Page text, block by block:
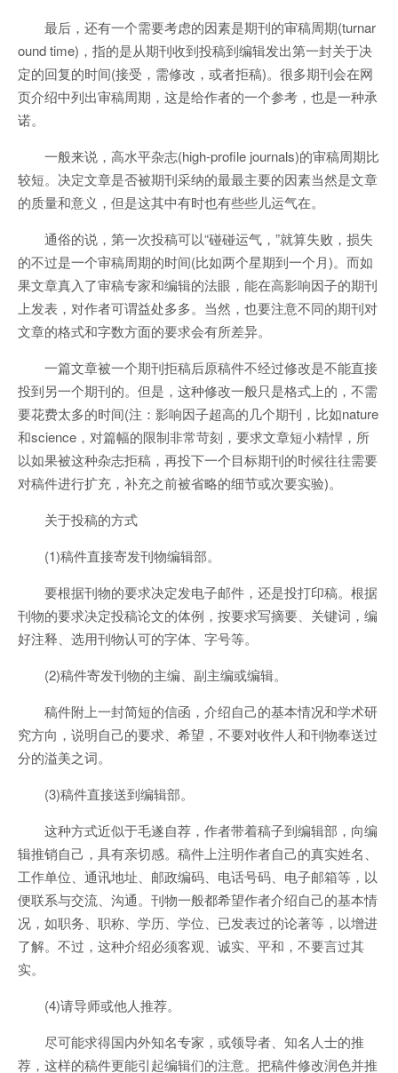
最后，还有一个需要考虑的因素是期刊的审稿周期(turnar
ound time)，指的是从期刊收到投稿到编辑发出第一封关于决
定的回复的时间(接受，需修改，或者拒稿)。很多期刊会在网
页介绍中列出审稿周期，这是给作者的一个参考，也是一种承
诺。
一般来说，高水平杂志(high-profile journals)的审稿周期比
较短。决定文章是否被期刊采纳的最最主要的因素当然是文章
的质量和意义，但是这其中有时也有些些儿运气在。
通俗的说，第一次投稿可以“碰碰运气，”就算失败，损失
的不过是一个审稿周期的时间(比如两个星期到一个月)。而如
果文章真入了审稿专家和编辑的法眼，能在高影响因子的期刊
上发表，对作者可谓益处多多。当然，也要注意不同的期刊对
文章的格式和字数方面的要求会有所差异。
一篇文章被一个期刊拒稿后原稿件不经过修改是不能直接
投到另一个期刊的。但是，这种修改一般只是格式上的，不需
要花费太多的时间(注：影响因子超高的几个期刊，比如nature
和science，对篇幅的限制非常苛刻，要求文章短小精悍，所
以如果被这种杂志拒稿，再投下一个目标期刊的时候往往需要
对稿件进行扩充，补充之前被省略的细节或次要实验)。
关于投稿的方式
(1)稿件直接寄发刊物编辑部。
要根据刊物的要求决定发电子邮件，还是投打印稿。根据
刊物的要求决定投稿论文的体例，按要求写摘要、关键词，编
好注释、选用刊物认可的字体、字号等。
(2)稿件寄发刊物的主编、副主编或编辑。
稿件附上一封简短的信函，介绍自己的基本情况和学术研
究方向，说明自己的要求、希望，不要对收件人和刊物奉送过
分的溢美之词。
(3)稿件直接送到编辑部。
这种方式近似于毛遂自荐，作者带着稿子到编辑部，向编
辑推销自己，具有亲切感。稿件上注明作者自己的真实姓名、
工作单位、通讯地址、邮政编码、电话号码、电子邮箱等，以
便联系与交流、沟通。刊物一般都希望作者介绍自己的基本情
况，如职务、职称、学历、学位、已发表过的论著等，以增进
了解。不过，这种介绍必须客观、诚实、平和，不要言过其
实。
(4)请导师或他人推荐。
尽可能求得国内外知名专家，或领导者、知名人士的推
荐，这样的稿件更能引起编辑们的注意。把稿件修改润色并推